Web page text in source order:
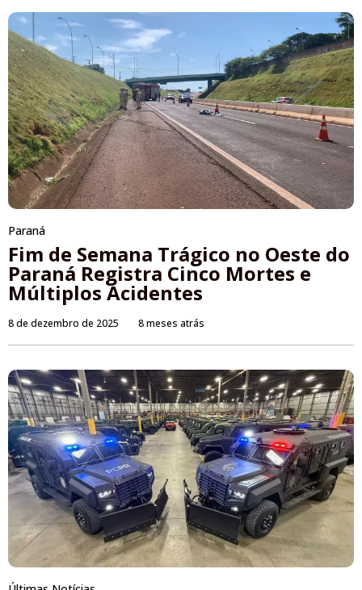
Paraná
Fim de Semana Trágico no Oeste do
Paraná Registra Cinco Mortes e
Múltiplos Acidentes
8 de dezembro de 2025 8 meses atrás